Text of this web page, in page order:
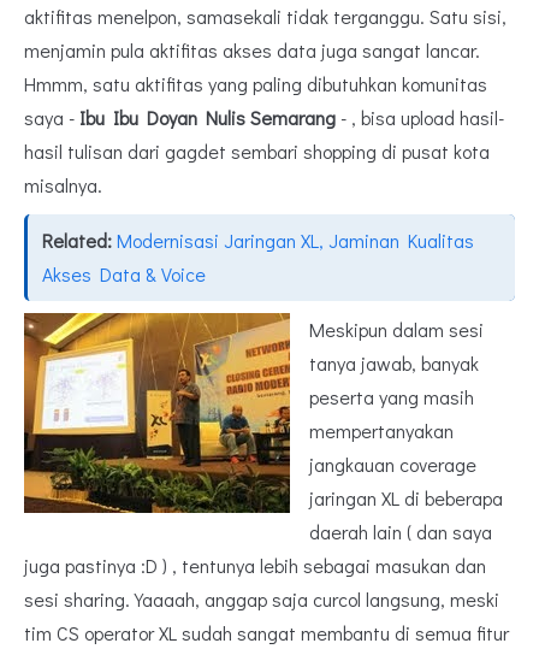
aktifitas menelpon, samasekali tidak terganggu. Satu sisi,
menjamin pula aktifitas akses data juga sangat lancar.
Hmmm, satu aktifitas yang paling dibutuhkan komunitas
saya - Ibu Ibu Doyan Nulis Semarang - , bisa upload hasil-
hasil tulisan dari gagdet sembari shopping di pusat kota
misalnya.
Related:Modernisasi Jaringan XL, Jaminan Kualitas
Akses Data & Voice
Meskipun dalam sesi
tanya jawab, banyak
peserta yang masih
mempertanyakan
jangkauan coverage
jaringan XL di beberapa
daerah lain ( dan saya
juga pastinya :D ) , tentunya lebih sebagai masukan dan
sesi sharing. Yaaaah, anggap saja curcol langsung, meski
tim CS operator XL sudah sangat membantu di semua fitur